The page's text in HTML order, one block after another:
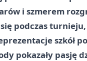
i szmerem
podczas
szkół
pokazały pasję